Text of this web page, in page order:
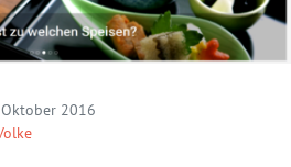
2016